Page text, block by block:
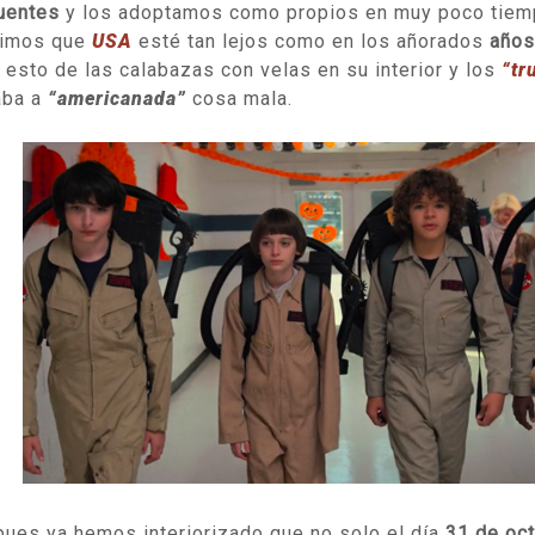
y los adoptamos como propios en muy poco
que USA esté tan lejos como en los añorados
esto de las calabazas con velas en su interior y los
a “americanada” cosa mala.